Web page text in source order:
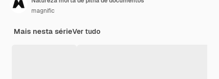
magnific
Mais nesta sérieVer tudo